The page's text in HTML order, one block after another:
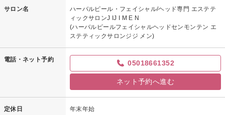
サロン名
ハーバルピール・フェイシャル/ヘッド専門 エステテ
ィックサロンJ IJ I M E N
(ハーバルピールフェイシャルヘッドセンモンテン エ
ステティックサロンジジ メン)
電話・ネット予約 05018661352
ネット予約へ進む
定休日 年末年始